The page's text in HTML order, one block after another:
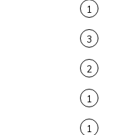
1
3
2
1
1